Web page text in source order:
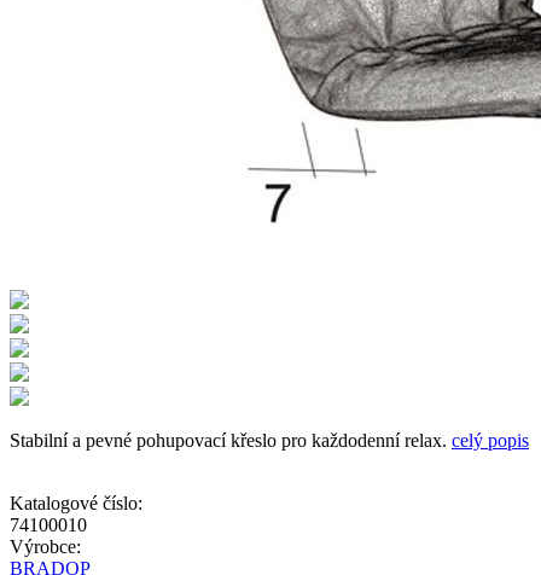
Stabilní a pevné pohupovací křeslo pro každodenní relax. celý popis
Katalogové číslo:
74100010
Výrobce:
BRADOP